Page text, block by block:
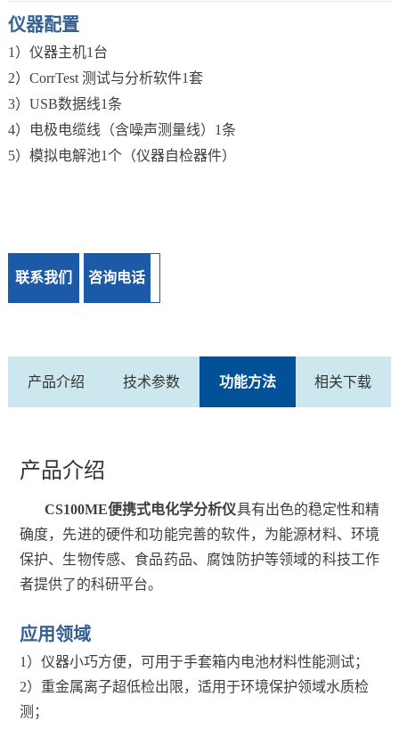
仪器配置
1）仪器主机1台
2）CorrTest 测试与分析软件1套
3）USB数据线1条
4）电极电缆线（含噪声测量线）1条
5）模拟电解池1个（仪器自检器件）
联系我们 咨询电话
产品介绍 技术参数 功能方法 相关下载
产品介绍
CS100ME便携式电化学分析仪具有出色的稳定性和精
确度，先进的硬件和功能完善的软件，为能源材料、环境
保护、生物传感、食品药品、腐蚀防护等领域的科技工作
者提供了的科研平台。
应用领域
1）仪器小巧方便，可用于手套箱内电池材料性能测试；
2）重金属离子超低检出限，适用于环境保护领域水质检
测；